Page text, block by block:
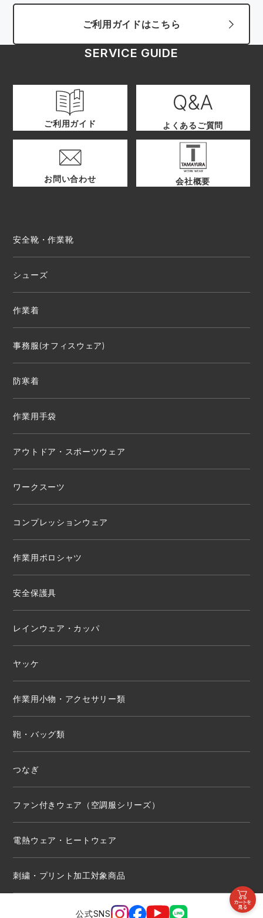
ご利用ガイドはこちら
SERVICE GUIDE
ご利用ガイド よくあるご質問
お問い合わせ 会社概要
安全靴・作業靴
シューズ
作業着
事務服(オフィスウェア)
防寒着
作業用手袋
アウトドア・スポーツウェア
ワークスーツ
コンプレッションウェア
作業用ポロシャツ
安全保護具
レインウェア・カッパ
ヤッケ
作業用小物・アクセサリー類
鞄・バッグ類
つなぎ
ファン付きウェア（空調服シリーズ）
電熱ウェア・ヒートウェア
刺繍・プリント加工対象商品
公式SNS